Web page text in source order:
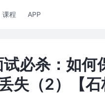
课程 APP
必杀：如何
失（2）【石